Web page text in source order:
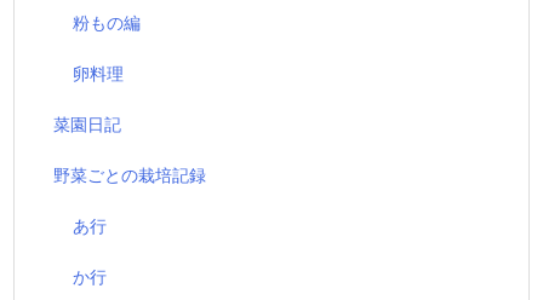
粉もの編
卵料理
菜園日記
野菜ごとの栽培記録
あ行
か行